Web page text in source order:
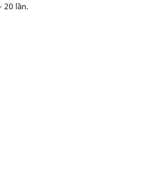
20 lần.